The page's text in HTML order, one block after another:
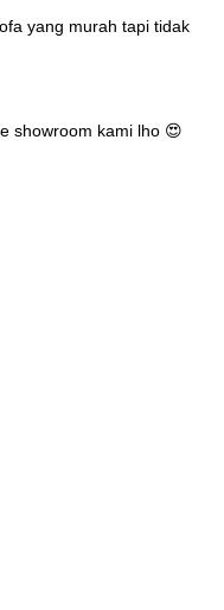
yang murah tapi tidak
showroom kami lho 😍